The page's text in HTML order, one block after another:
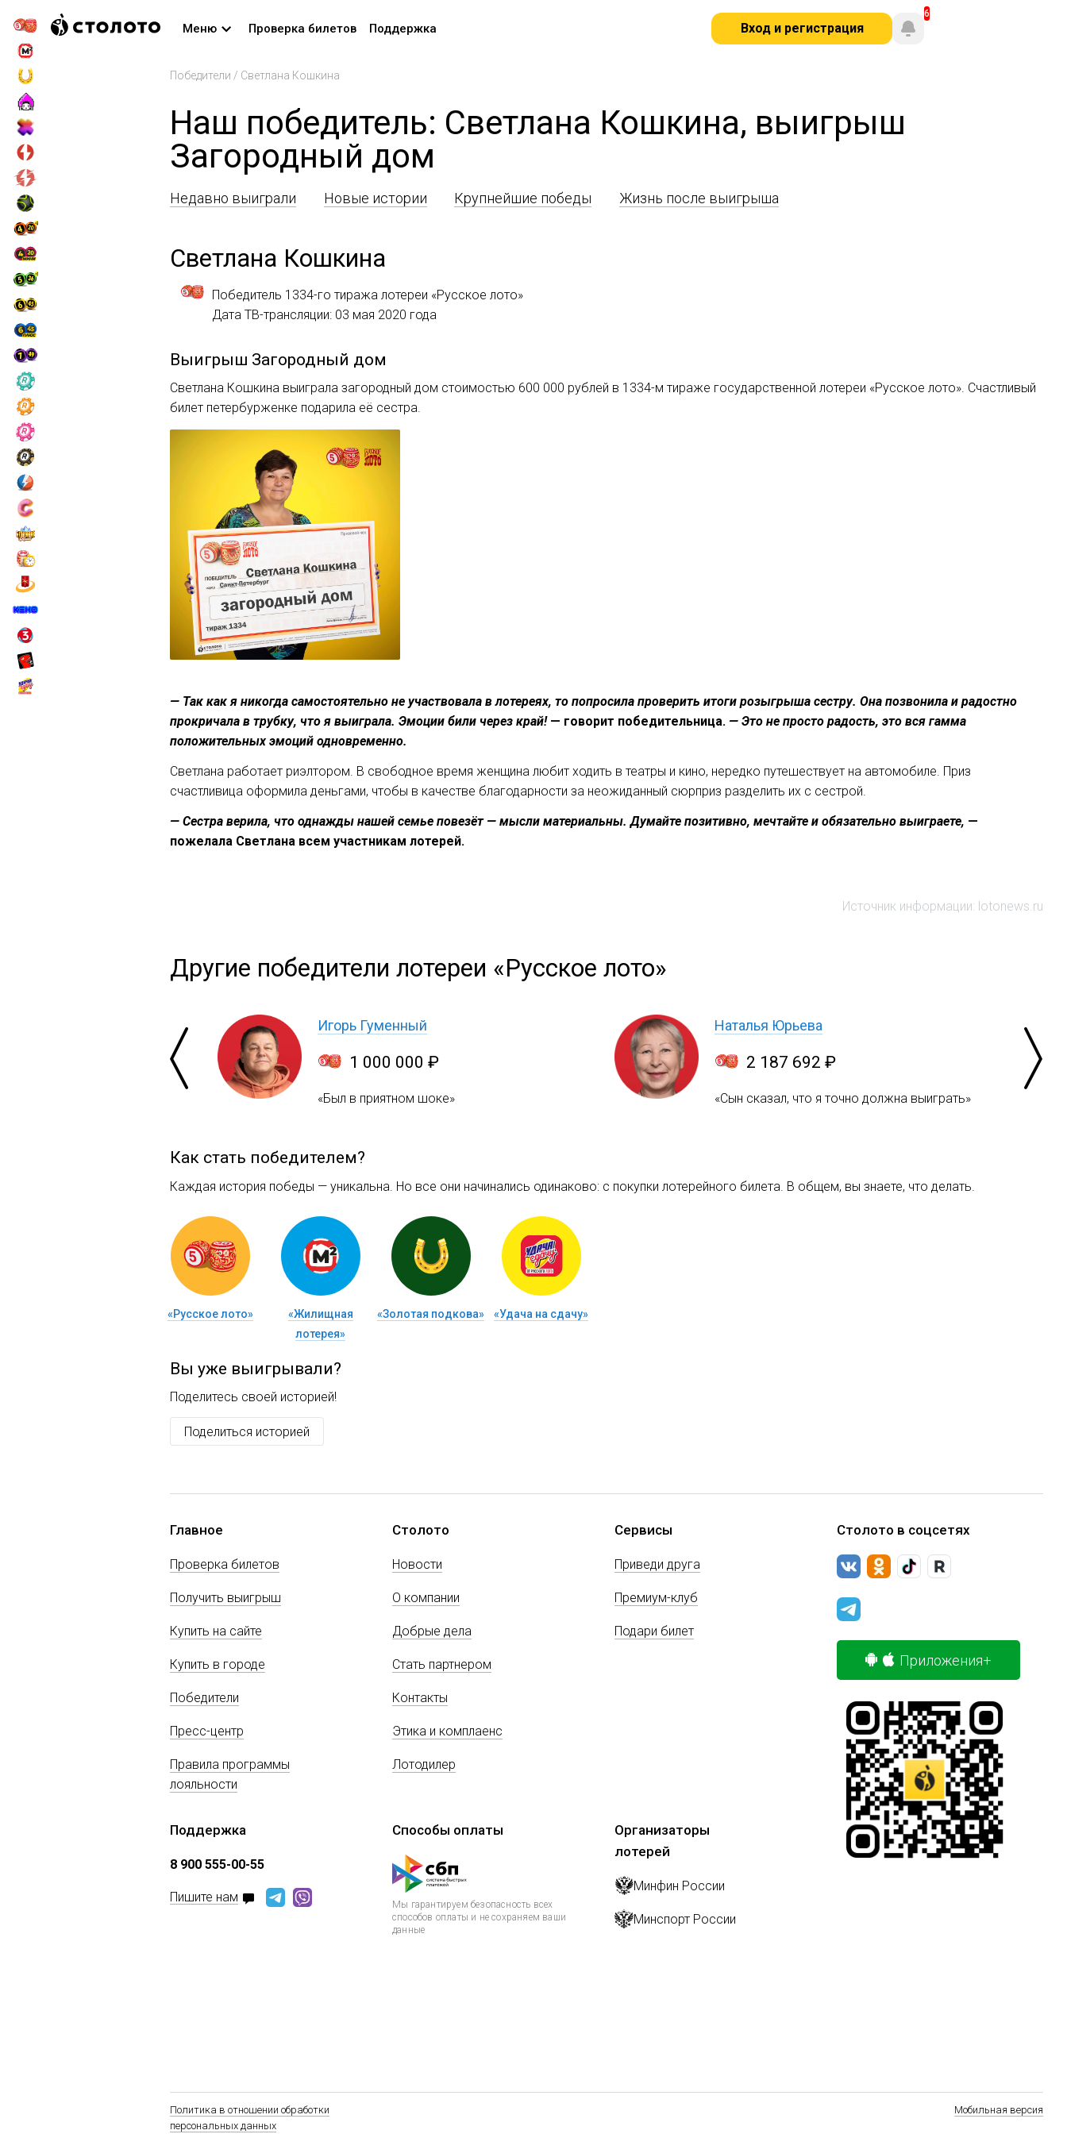
Меню Проверка билетов Поддержка Вход и регистрация
Победители / Светлана Кошкина
Наш победитель: Светлана Кошкина, выигрыш
Загородный дом
Недавно выиграли Новые истории Крупнейшие победы Жизнь после выигрыша
Светлана Кошкина
Победитель 1334-го тиража лотереи «Русское лото»
Дата ТВ-трансляции: 03 мая 2020 года
Выигрыш Загородный дом
Светлана Кошкина выиграла загородный дом стоимостью 600 000 рублей в 1334-м тираже государственной лотереи «Русское лото». Счастливый
билет петербурженке подарила её сестра.
— Так как я никогда самостоятельно не участвовала в лотереях, то попросила проверить итоги розыгрыша сестру. Она позвонила и радостно
прокричала в трубку, что я выиграла. Эмоции били через край!— говорит победительница. — Это не просто радость, это вся гамма
положительных эмоций одновременно.
Светлана работает риэлтором. В свободное время женщина любит ходить в театры и кино, нередко путешествует на автомобиле. Приз
счастливица оформила деньгами, чтобы в качестве благодарности за неожиданный сюрприз разделить их с сестрой.
— Сестра верила, что однажды нашей семье повезёт — мысли материальны. Думайте позитивно, мечтайте и обязательно выиграете, —
пожелала Светлана всем участникам лотерей.
Источник информации: lotonews.ru
Другие победители лотереи «Русское лото»
Игорь Гуменный
1 000 000 ₽
«Был в приятном шоке»
Наталья Юрьева
2 187 692 ₽
«Сын сказал, что я точно должна выиграть»
Как стать победителем?
Каждая история победы — уникальна. Но все они начинались одинаково: c покупки лотерейного билета. В общем, вы знаете, что делать.
«Русское лото»
«Жилищная
лотерея»
«Золотая подкова» «Удача на сдачу»
Вы уже выигрывали?
Поделитесь своей историей!
Поделиться историей
Главное
Проверка билетов
Получить выигрыш
Купить на сайте
Купить в городе
Победители
Пресс-центр
Правила программы
лояльности
Столото
Новости
О компании
Добрые дела
Стать партнером
Контакты
Этика и комплаенс
Лотодилер
Сервисы
Приведи друга
Премиум-клуб
Подари билет
Поддержка
8 900 555-00-55
Пишите нам
Способы оплаты
Мы гарантируем безопасность всех
способов оплаты и не сохраняем ваши
данные
Организаторы
лотерей
Минфин России
Минспорт России
Столото в соцсетях
Приложения+
Политика в отношении обработки
персональных данных
Мобильная версия